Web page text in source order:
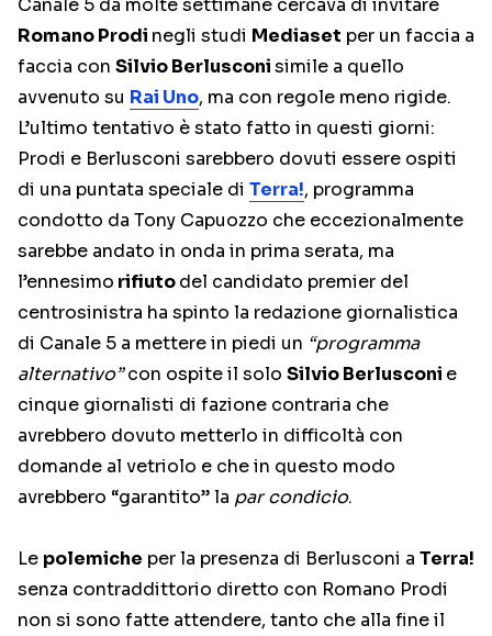
Canale 5 da molte settimane cercava di invitare
Romano Prodi negli studi Mediaset per un faccia a
faccia con Silvio Berlusconisimile a quello
avvenuto su Rai Uno, ma con regole meno rigide.
L’ultimo tentativo è stato fatto in questi giorni:
Prodi e Berlusconi sarebbero dovuti essere ospiti
di una puntata speciale di Terra!, programma
condotto da Tony Capuozzo che eccezionalmente
sarebbe andato in onda in prima serata, ma
l’ennesimo rifiutodel candidato premier del
centrosinistra ha spinto la redazione giornalistica
di Canale 5 a mettere in piedi un “programma
alternativo”con ospite il solo Silvio Berlusconi e
cinque giornalisti di fazione contraria che
avrebbero dovuto metterlo in difficoltà con
domande al vetriolo e che in questo modo
avrebbero “garantito” la par condicio.
Le polemiche per la presenza di Berlusconi a Terra!
senza contraddittorio diretto con Romano Prodi
non si sono fatte attendere, tanto che alla fine il